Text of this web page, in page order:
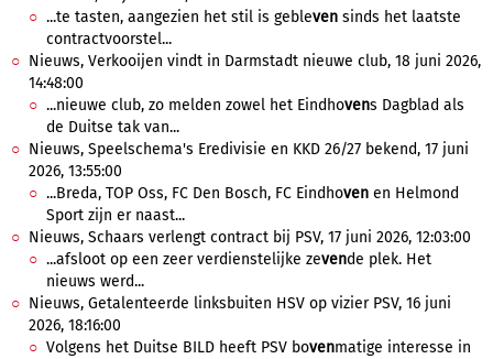
...te tasten, aangezien het stil is gebleven sinds het laatste
contractvoorstel...
Nieuws, Verkooijen vindt in Darmstadt nieuwe club, 18 juni 2026,
14:48:00
...nieuwe club, zo melden zowel het Eindhovens Dagblad als
de Duitse tak van...
Nieuws, Speelschema's Eredivisie en KKD 26/27 bekend, 17 juni
2026, 13:55:00
...Breda, TOP Oss, FC Den Bosch, FC Eindhoven en Helmond
Sport zijn er naast...
Nieuws, Schaars verlengt contract bij PSV, 17 juni 2026, 12:03:00
...afsloot op een zeer verdienstelijke zevende plek. Het
nieuws werd...
Nieuws, Getalenteerde linksbuiten HSV op vizier PSV, 16 juni
2026, 18:16:00
Volgens het Duitse BILD heeft PSV bovenmatige interesse in